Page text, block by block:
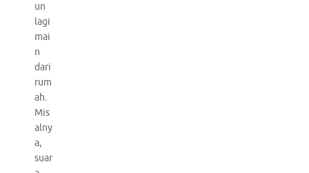
un
lagi
mai
n
dari
rum
ah.
Mis
alny
a,
suar